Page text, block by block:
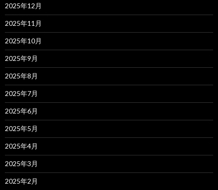
2025年12月
2025年11月
2025年10月
2025年9月
2025年8月
2025年7月
2025年6月
2025年5月
2025年4月
2025年3月
2025年2月